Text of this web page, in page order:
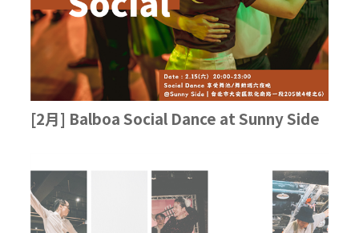
[2月] Balboa Social Dance at Sunny Side